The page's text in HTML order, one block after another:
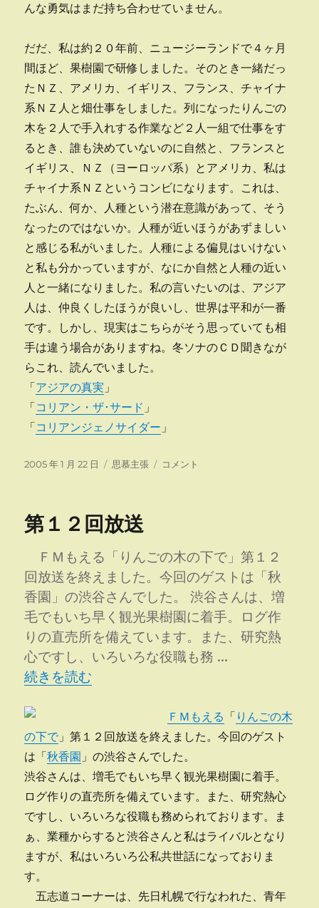
んな勇気はまだ持ち合わせていません。
だだ、私は約２０年前、ニュージーランドで４ヶ月
間ほど、果樹園で研修しました。そのとき一緒だっ
たＮＺ、アメリカ、イギリス、フランス、チャイナ
系ＮＺ人と畑仕事をしました。列になったりんごの
木を２人で手入れする作業など２人一組で仕事をす
るとき、誰も決めていないのに自然と、フランスと
イギリス、ＮＺ（ヨーロッパ系）とアメリカ、私は
チャイナ系ＮＺというコンビになります。これは、
たぶん、何か、人種という潜在意識があって、そう
なったのではないか。人種が近いほうがあずましい
と感じる私がいました。人種による偏見はいけない
と私も分かっていますが、なにか自然と人種の近い
人と一緒になりました。私の言いたいのは、アジア
人は、仲良くしたほうが良いし、世界は平和が一番
です。しかし、現実はこちらがそう思っていても相
手は違う場合がありますね。冬ソナのＣＤ聞きなが
らこれ、読んでいました。
「アジアの真実 」
「コリアン・ザ･サード 」
「コリアンジェノサイダー 」
投
2005 年 1 月 22 日
カ
ー
思慕主張
ネ
コメント
第１２回放送
ＦＭもえる「りんごの木の下で」第１２
回放送を終えました。今回のゲストは「秋
香園」の渋谷さんでした。 渋谷さんは、増
毛でもいち早く観光果樹園に着手。ログ作
りの直売所を備えています。また、研究熱
心ですし、いろいろな役職も務 …
“第１２回放送” の
続きを読む
ＦＭもえる 「 りんごの木
の下で」第１２回放送を終えました。今回のゲスト
は「秋香園 」の渋谷さんでした。
渋谷さんは、増毛でもいち早く観光果樹園に着手。
ログ作りの直売所を備えています。また、研究熱心
ですし、いろいろな役職も務められております。ま
ぁ、業種からすると渋谷さんと私はライバルとなり
ますが、私はいろいろ公私共世話になっておりま
す。
五志道コーナーは、先日札幌で行なわれた、青年